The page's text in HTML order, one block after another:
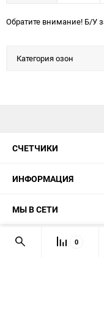
Обратите внимание! Б/У
Категория озон
СЧЕТЧИКИ
ИНФОРМАЦИЯ
МЫ В СЕТИ
КОНТАКТЫ 0